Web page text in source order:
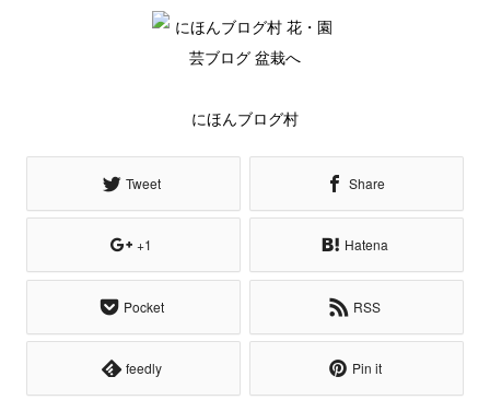
にほんブログ村
Tweet Share
+1 Hatena
Pocket RSS
feedly Pin it